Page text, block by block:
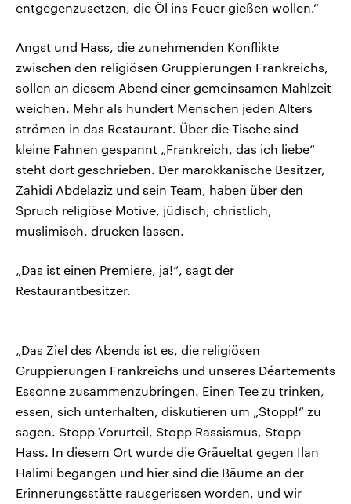
entgegenzusetzen, die Öl ins Feuer gießen wollen.“
Angst und Hass, die zunehmenden Konflikte
zwischen den religiösen Gruppierungen Frankreichs,
sollen an diesem Abend einer gemeinsamen Mahlzeit
weichen. Mehr als hundert Menschen jeden Alters
strömen in das Restaurant. Über die Tische sind
kleine Fahnen gespannt „Frankreich, das ich liebe“
steht dort geschrieben. Der marokkanische Besitzer,
Zahidi Abdelaziz und sein Team, haben über den
Spruch religiöse Motive, jüdisch, christlich,
muslimisch, drucken lassen.
„Das ist einen Premiere, ja!“, sagt der
Restaurantbesitzer.
„Das Ziel des Abends ist es, die religiösen
Gruppierungen Frankreichs und unseres Déartements
Essonne zusammenzubringen. Einen Tee zu trinken,
essen, sich unterhalten, diskutieren um „Stopp!“ zu
sagen. Stopp Vorurteil, Stopp Rassismus, Stopp
Hass. In diesem Ort wurde die Gräueltat gegen Ilan
Halimi begangen und hier sind die Bäume an der
Erinnerungsstätte rausgerissen worden, und wir